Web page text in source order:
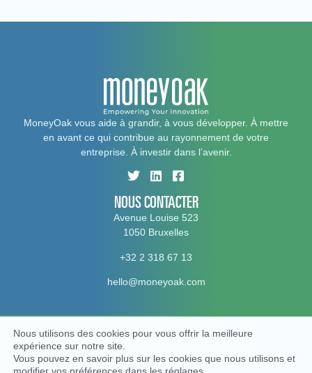
MoneyOak vous aide à grandir, à vous développer. À mettre
en avant ce qui contribue au rayonnement de votre
entreprise. À investir dans l’avenir.
NOUS CONTACTER
Avenue Louise 523
1050 Bruxelles
+32 2 318 67 13
hello@moneyoak.com
© MoneyOak, 2026. All rights reserved
Politique vie privée
Conditions générales
Nous utilisons des cookies pour vous offrir la meilleure
expérience sur notre site.
Vous pouvez en savoir plus sur les cookies que nous utilisons et